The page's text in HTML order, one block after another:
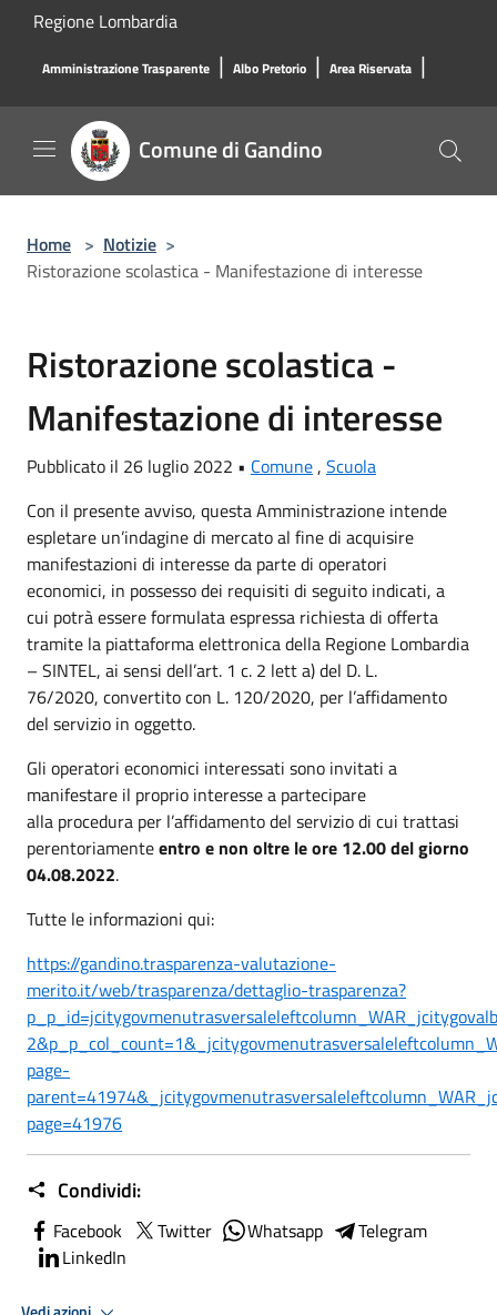
Salta al contenuto principale
Regione Lombardia
Amministrazione Trasparente | Albo Pretorio | Area Riservata |
Comune di Gandino
Home > Notizie >
Ristorazione scolastica - Manifestazione di interesse
Ristorazione scolastica -
Manifestazione di interesse
Pubblicato il 26 luglio 2022 • Comune, Scuola
Con il presente avviso, questa Amministrazione intende
espletare un’indagine di mercato al fine di acquisire
manifestazioni di interesse da parte di operatori
economici, in possesso dei requisiti di seguito indicati, a
cui potrà essere formulata espressa richiesta di offerta
tramite la piattaforma elettronica della Regione Lombardia
– SINTEL, ai sensi dell’art. 1 c. 2 lett a) del D. L.
76/2020, convertito con L. 120/2020, per l’affidamento
del servizio in oggetto.
Gli operatori economici interessati sono invitati a
manifestare il proprio interesse a partecipare
alla procedura per l’affidamento del servizio di cui trattasi
perentoriamenteentro e non oltre le ore 12.00 del giorno
04.08.2022.
Tutte le informazioni qui:
https://gandino.trasparenza-valutazione-
merito.it/web/trasparenza/dettaglio-trasparenza?
page-
page=41976
Condividi:
Facebook Twitter Whatsapp
Telegram
LinkedIn